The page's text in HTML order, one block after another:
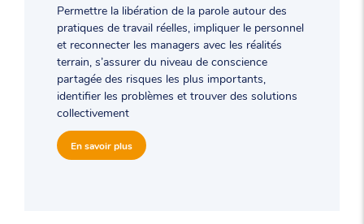
Permettre la libération de la parole autour des
pratiques de travail réelles, impliquer le personnel
et reconnecter les managers avec les réalités
terrain, s’assurer du niveau de conscience
partagée des risques les plus importants,
identifier les problèmes et trouver des solutions
collectivement
En savoir plus